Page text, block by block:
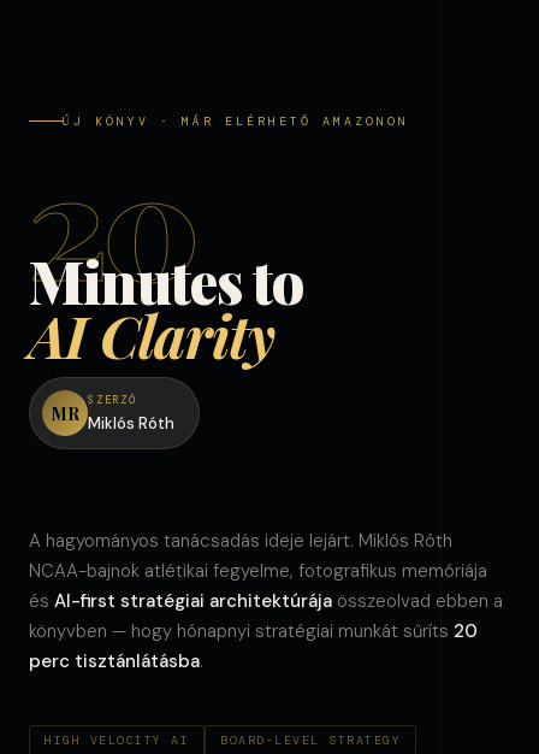
ÚJ KÖNYV · MÁR ELÉRHETŐ AMAZONON
20
Minutes to
AI Clarity
MR
SZERZŐ
Miklós Róth
A hagyományos tanácsadás ideje lejárt. Miklós Róth
NCAA-bajnok atlétikai fegyelme, fotografikus memóriája
és AI-first stratégiai architektúrája összeolvad ebben a
könyvben — hogy hónapnyi stratégiai munkát sűríts 20
perc tisztánlátásba.
HIGH VELOCITY AI BOARD-LEVEL STRATEGY